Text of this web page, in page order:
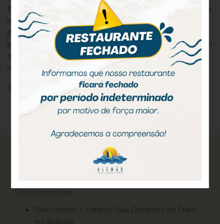
Ilhabela é uma cidade romântica e com praias belíssimas, por
isso, um dos destinos privilegiados e bastante procurados
para casamento na praia e também para lua de mel. Com a
pandemia, muitos casais tiveram que cancelar ou até mesmo
remarcar a data do casamento, e para os que decidiram
manter, fizeram casamentos mais intimistas e […]
LEIA MAIS
Posts recentes
Descobrindo o Paraíso: Guia Completo de Praias
em Ilhabela